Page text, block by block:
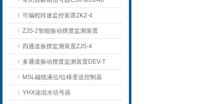
可编程转速监控装置ZKZ-4
ZJS-2智能振动摆度监测装置
四通道振摆监测装置ZJS-4
多通道振动摆度监测装置DEV-T
MSL磁线液位/位移变送控制器
YHX油混水信号器